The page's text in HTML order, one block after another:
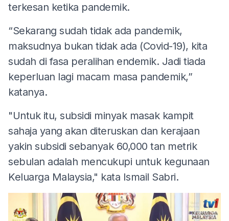
terkesan ketika pandemik.
“Sekarang sudah tidak ada pandemik,
maksudnya bukan tidak ada (Covid-19), kita
sudah di fasa peralihan endemik. Jadi tiada
keperluan lagi macam masa pandemik,”
katanya.
"Untuk itu, subsidi minyak masak kampit
sahaja yang akan diteruskan dan kerajaan
yakin subsidi sebanyak 60,000 tan metrik
sebulan adalah mencukupi untuk kegunaan
Keluarga Malaysia," kata Ismail Sabri.